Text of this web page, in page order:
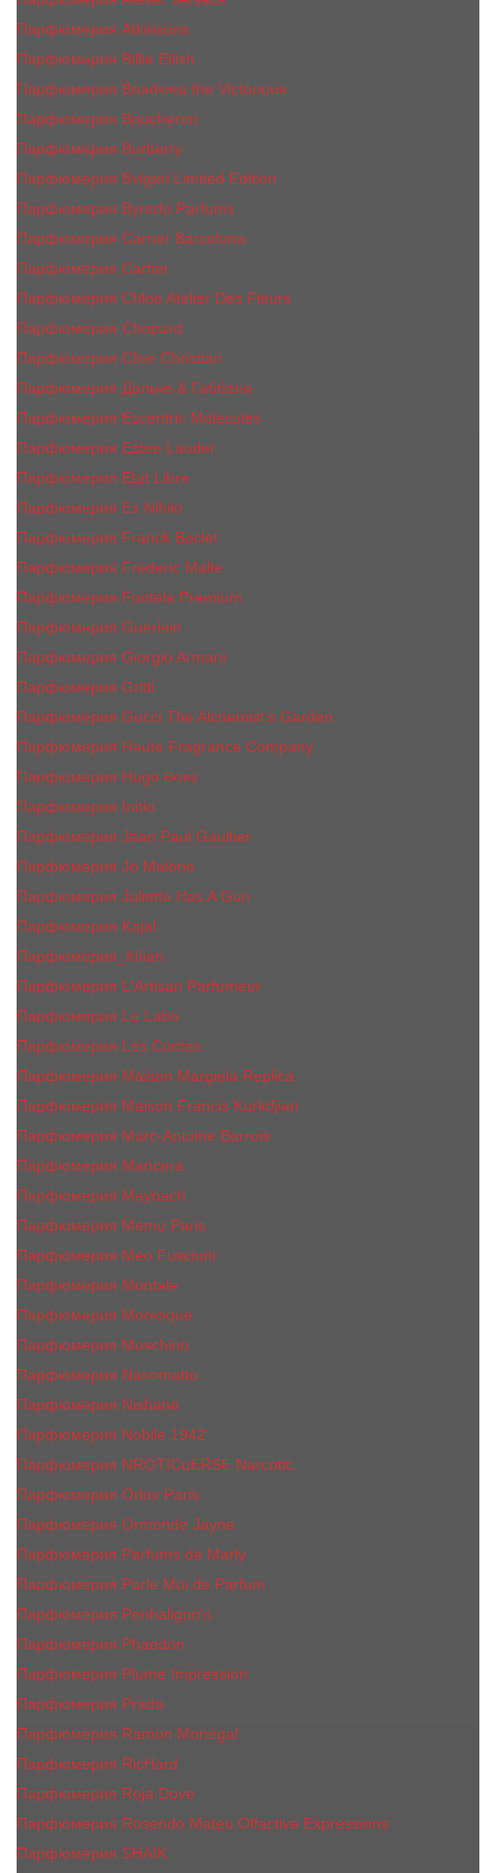
Парфюмерия Atkinsons
Парфюмерия Billie Eilish
Парфюмерия Boadicea the Victorious
Парфюмерия Boucheron
Парфюмерия Burberry
Парфюмерия Bvlgari Limited Edition
Парфюмерия Byredo Parfums
Парфюмерия Carner Barcelona
Парфюмерия Cartier
Парфюмерия Chloe Atelier Des Fleurs
Парфюмерия Сhopard
Парфюмерия Clive Christian
Парфюмерия Дольче & Габбана
Парфюмерия Escentric Molecules
Парфюмерия Estee Lаudеr
Парфюмерия Etat Libre
Парфюмерия Ex Nihilo
Парфюмерия Franck Boclet
Парфюмерия Frеderic Mаlle
Парфюмерия Fontela Premium
Парфюмерия Guerlain
Парфюмерия Giorgio Armani
Парфюмерия Gritti
Парфюмерия Gucci The Alchemist’s Garden.
Парфюмерия Haute Fragrance Company
Парфюмерия Hugo Boss
Парфюмерия Initio
Парфюмерия Jean Paul Gaultier
Парфюмерия Jо Malоnе
Парфюмерия Juliette Has A Gun
Парфюмерия Kajal
Парфюмерия_КiIiаn
Парфюмерия L'Artisan Parfumeur
Парфюмерия Le Labo
Парфюмерия Les Contes
Парфюмерия Maison Margiela Replica
Парфюмерия Maison Francis Kurkdjian
Парфюмерия Marc-Antoine Barrois
Парфюмерия Mancera
Парфюмерия Maybach
Парфюмерия Memo Paris
Парфюмерия Meo Fusciuni
Парфюмерия Montale
Парфюмерия Moresque
Парфюмерия Moschino
Парфюмерия Nasomatto
Парфюмерия Nishane
Парфюмерия Nobile 1942
Парфюмерия NROTICuERSE Narcotic
Парфюмерия Orlov Paris
Парфюмерия Ormonde Jayne
Парфюмерия Parfums de Marly
Парфюмерия Parle Moi de Parfum
Парфюмерия Penhaligon's
Парфюмерия Phaedon
Парфюмерия Plume Impression
Парфюмерия Prada
Парфюмерия Ramon Monegal
Парфюмерия RicHard
Парфюмерия Roja Dove
Парфюмерия Rosendo Mateu Olfactive Expressions
Парфюмерия SHAIK